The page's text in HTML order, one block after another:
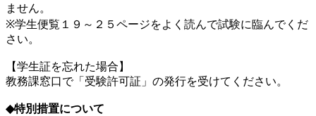
ません。
※学生便覧１９～２５ページをよく読んで試験に臨んでくだ
さい。
【学生証を忘れた場合】
教務課窓口で「受験許可証」の発行を受けてください。
◆特別措置について